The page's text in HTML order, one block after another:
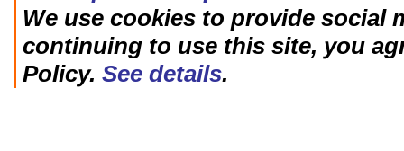
We use cookies to provide social
continuing to use this site, you
Policy. See details.